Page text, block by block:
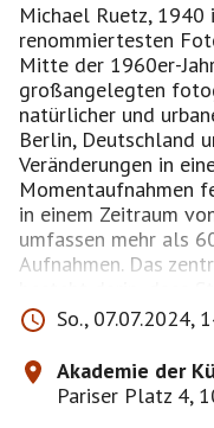
Michael Ruetz, 1940
renommiertesten
Mitte der 1960er-
großangelegten
natürlicher und
Berlin, Deutschland
Veränderungen in
Momentaufnahmen
in einem Zeitraum
umfassen mehr als
Aufnahmen. Das
besteht darin, dass
Kamera stets
Bilderserien variieren.
Im Mittelpunkt der
Timescapes von
deutschen
So., 07.07.2024,
Akademie der
Pariser Platz 4,